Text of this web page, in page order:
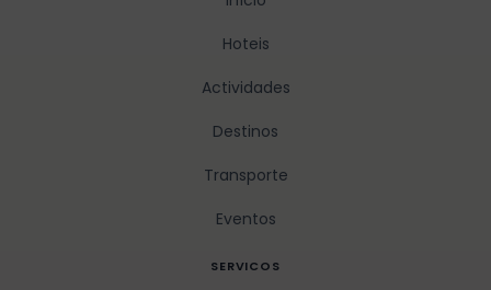
Hoteis
Actividades
Destinos
Transporte
Eventos
SERVICOS